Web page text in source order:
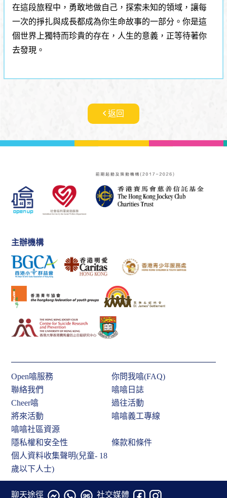
在這段旅程中，勇敢地做自己，探索未知的領域，讓每
一次的掙扎與成長都成為你生命故事的一部分。你是這
個世界上獨特而珍貴的存在，人生的意義，正等待著你
去發現。
返回
主辦機構
Open噏服務
你問我噏(FAQ)
聯絡我們
噏噏日誌
Cheer噏
過往活動
將來活動
噏噏義工專線
噏噏社區資源
隱私權和安全性
條款和條件
個人資料收集聲明(兒童- 18
歲以下人士)
聊天途徑 社交媒體